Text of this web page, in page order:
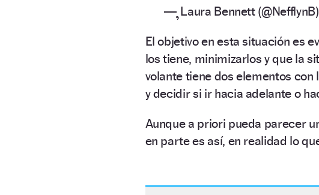
— ຸLaura Bennett (@NefflynB)
El objetivo en esta situación es
los tiene, minimizarlos y que la
volante tiene dos elementos
y decidir si ir hacia adelante o
Aunque a priori pueda parecer
en parte es así, en realidad lo